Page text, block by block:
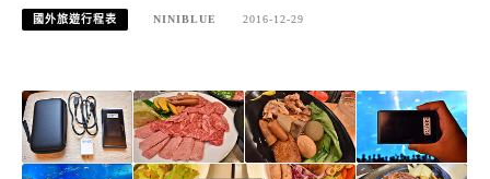
國外旅遊行程表 NINIBLUE 2016-12-29